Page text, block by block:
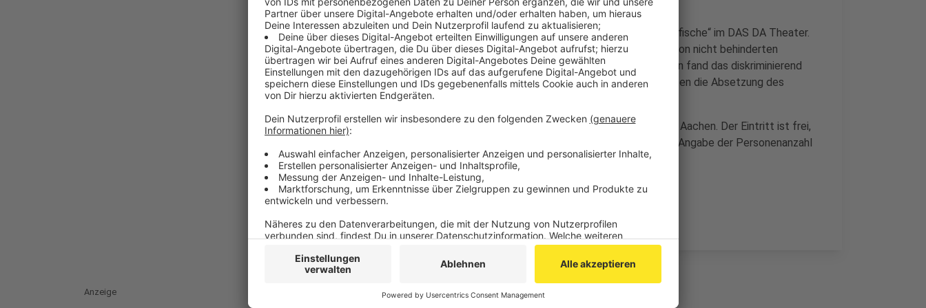
Besucher mit Behinderung sowie um Mitarbeiter mit Behinderung.
Hintergrund ist die Kritik an der Produktion der Komödie „Die Goldfische“ im DAS DA Theater.
Darin kommen mehrere Charaktere mit Behinderung vor, die aber von nicht behinderten
Schauspielern verkörpert werden. Eine Behindertenrechtsaktivistin fand das diskriminierend
und forderte in einem offenen Brief mit mehr als 300 Unterschriften die Absetzung des
Stücks.
Beginn der Diskussion ist um 17 Uhr im Hörgeschädigten Zentrum Aachen. Der Eintritt ist frei,
mit Angabe der Personenanzahl
und ggf. dem Unterstützungsbedarf.
Anzeige
Anzeige